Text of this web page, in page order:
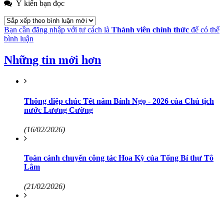
Ý kiến bạn đọc
Bạn cần đăng nhập với tư cách là Thành viên chính thức để có thể
bình luận
Những tin mới hơn
Thông điệp chúc Tết năm Bính Ngọ - 2026 của Chủ tịch
nước Lương Cường
(16/02/2026)
Toàn cảnh chuyến công tác Hoa Kỳ của Tổng Bí thư Tô
Lâm
(21/02/2026)